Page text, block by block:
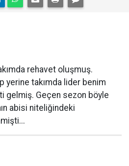
rehavet oluşmuş.
yerine takımda lider benim
gelmiş. Geçen sezon böyle
abisi niteliğindeki